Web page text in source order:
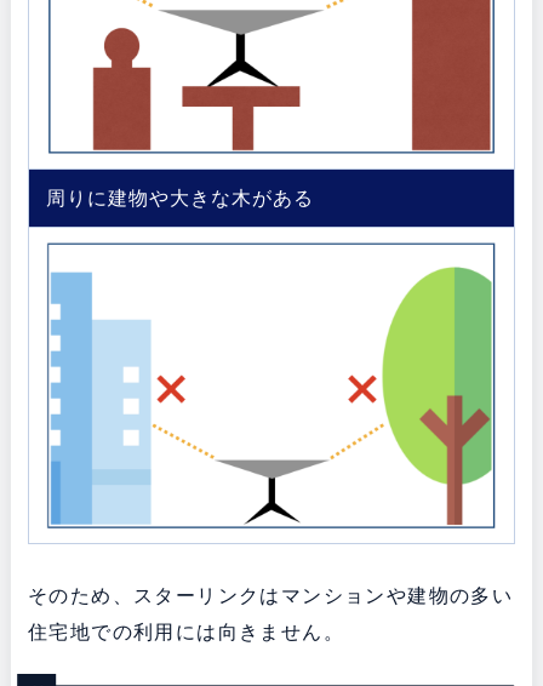
周りに建物や大きな木がある
そのため、スターリンクはマンションや建物の多い
住宅地での利用には向きません。